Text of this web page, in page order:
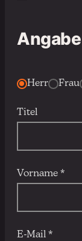
Herr Frau
Titel
Vorname *
E-Mail *